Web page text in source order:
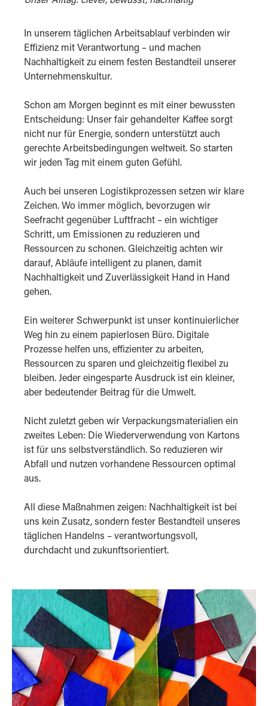
In unserem täglichen Arbeitsablauf verbinden wir
Effizienz mit Verantwortung – und machen
Nachhaltigkeit zu einem festen Bestandteil unserer
Unternehmenskultur.
Schon am Morgen beginnt es mit einer bewussten
Entscheidung: Unser fair gehandelter Kaffee sorgt
nicht nur für Energie, sondern unterstützt auch
gerechte Arbeitsbedingungen weltweit. So starten
wir jeden Tag mit einem guten Gefühl.
Auch bei unseren Logistikprozessen setzen wir klare
Zeichen. Wo immer möglich, bevorzugen wir
Seefracht gegenüber Luftfracht – ein wichtiger
Schritt, um Emissionen zu reduzieren und
Ressourcen zu schonen. Gleichzeitig achten wir
darauf, Abläufe intelligent zu planen, damit
Nachhaltigkeit und Zuverlässigkeit Hand in Hand
gehen.
Ein weiterer Schwerpunkt ist unser kontinuierlicher
Weg hin zu einem papierlosen Büro. Digitale
Prozesse helfen uns, effizienter zu arbeiten,
Ressourcen zu sparen und gleichzeitig flexibel zu
bleiben. Jeder eingesparte Ausdruck ist ein kleiner,
aber bedeutender Beitrag für die Umwelt.
Nicht zuletzt geben wir Verpackungsmaterialien ein
zweites Leben: Die Wiederverwendung von Kartons
ist für uns selbstverständlich. So reduzieren wir
Abfall und nutzen vorhandene Ressourcen optimal
aus.
All diese Maßnahmen zeigen: Nachhaltigkeit ist bei
uns kein Zusatz, sondern fester Bestandteil unseres
täglichen Handelns – verantwortungsvoll,
durchdacht und zukunftsorientiert.